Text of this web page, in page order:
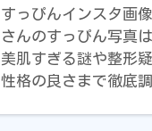
すっぴんインスタ画
さんのすっぴん写真
美肌すぎる謎や整形
性格の良さまで徹底